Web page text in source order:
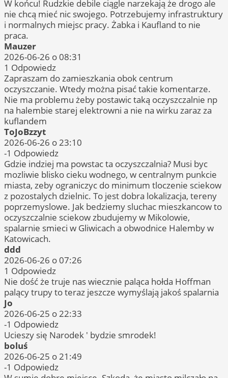
W końcu! Rudzkie debile ciągle narzekają że drogo ale
nie chcą mieć nic swojego. Potrzebujemy infrastruktury
i normalnych miejsc pracy. Żabka i Kaufland to nie
praca.
Mauzer
2026-06-26 o 08:31
1 Odpowiedz
Zapraszam do zamieszkania obok centrum
oczyszczanie. Wtedy można pisać takie komentarze.
Nie ma problemu żeby postawic taką oczyszczalnie np
na halembie starej elektrowni a nie na wirku zaraz za
kuflandem
ToJoBzzyt
2026-06-26 o 23:10
-1 Odpowiedz
Gdzie indziej ma powstac ta oczyszczalnia? Musi byc
mozliwie blisko cieku wodnego, w centralnym punkcie
miasta, zeby ograniczyc do minimum tloczenie sciekow
z pozostalych dzielnic. To jest dobra lokalizacja, tereny
poprzemyslowe. Jak bedziemy sluchac mieszkancow to
oczyszczalnie sciekow zbudujemy w Mikolowie,
spalarnie smieci w Gliwicach a obwodnice Halemby w
Katowicach.
ddd
2026-06-26 o 07:26
1 Odpowiedz
Nie dość że truje nas wiecznie paląca hołda Hoffman
palący trupy to teraz jeszcze wymyślają jakoś spalarnia
Jo
2026-06-25 o 22:33
-1 Odpowiedz
Ucieszy się Narodek ' bydzie smrodek!
boluś
2026-06-25 o 21:49
-1 Odpowiedz